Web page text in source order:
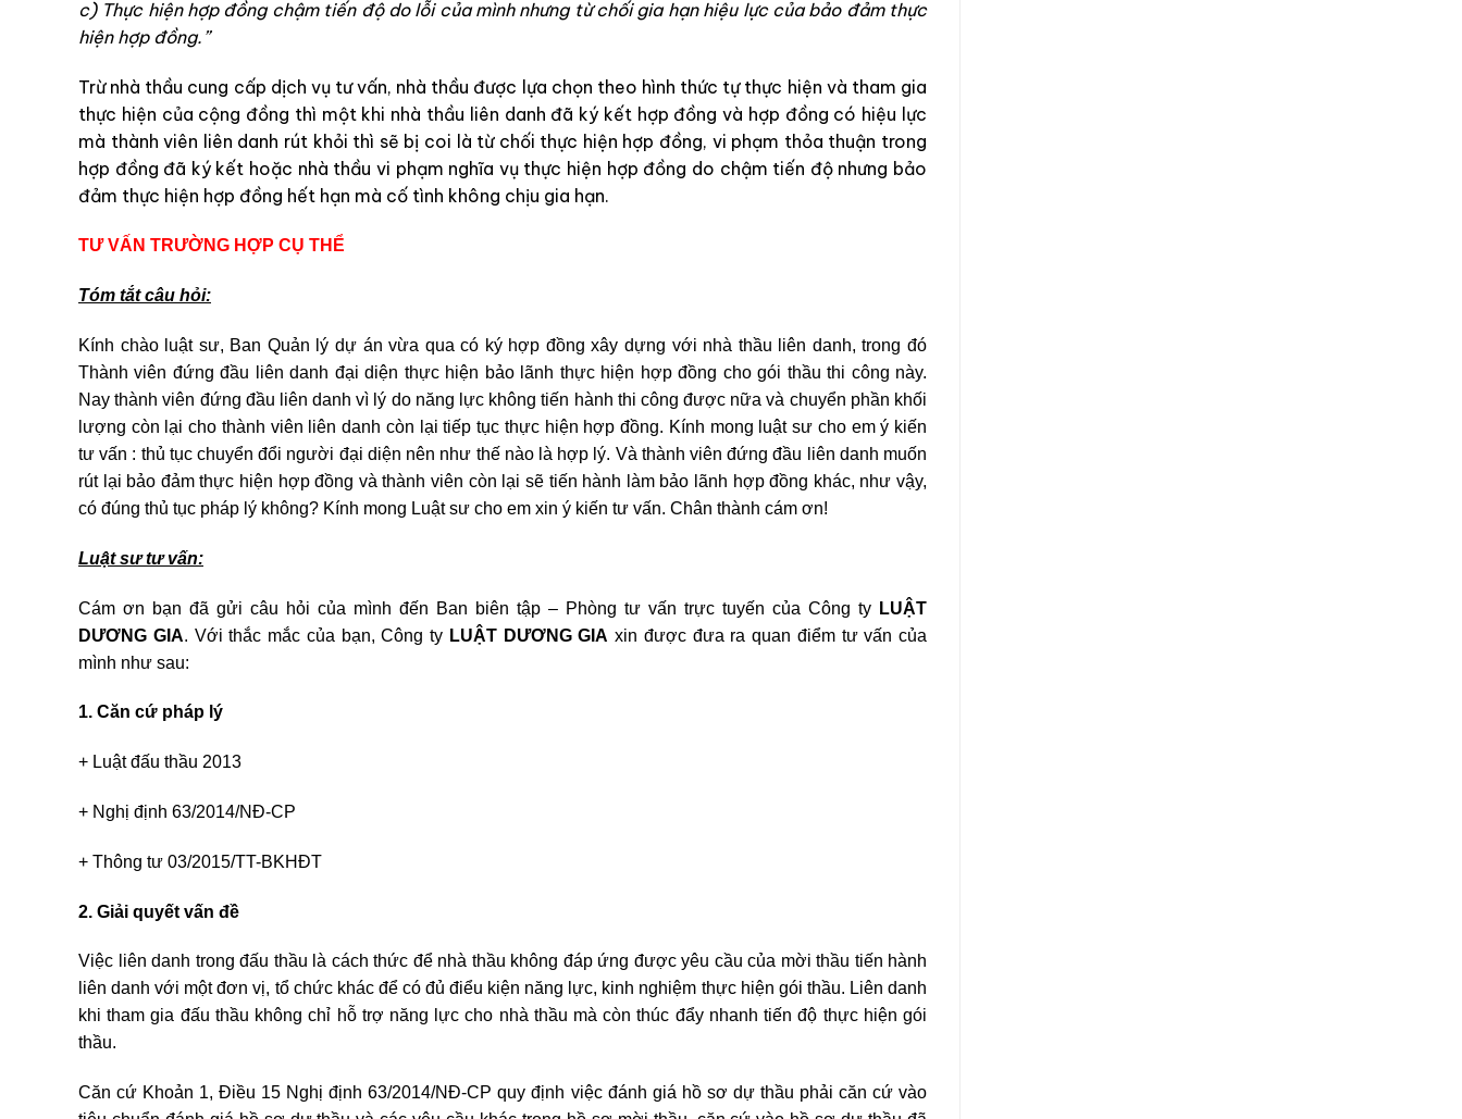
c) Thực hiện hợp đồng chậm tiến độ do lỗi của mình nhưng từ chối gia hạn hiệu lực của bảo đảm thực
hiện hợp đồng.”
Trừ nhà thầu cung cấp dịch vụ tư vấn, nhà thầu được lựa chọn theo hình thức tự thực hiện và tham gia
thực hiện của cộng đồng thì một khi nhà thầu liên danh đã ký kết hợp đồng và hợp đồng có hiệu lực
mà thành viên liên danh rút khỏi thì sẽ bị coi là từ chối thực hiện hợp đồng, vi phạm thỏa thuận trong
hợp đồng đã ký kết hoặc nhà thầu vi phạm nghĩa vụ thực hiện hợp đồng do chậm tiến độ nhưng bảo
đảm thực hiện hợp đồng hết hạn mà cố tình không chịu gia hạn.
TƯ VẤN TRƯỜNG HỢP CỤ THỂ
Tóm tắt câu hỏi:
Kính chào luật sư, Ban Quản lý dự án vừa qua có ký hợp đồng xây dựng với nhà thầu liên danh, trong đó
Thành viên đứng đầu liên danh đại diện thực hiện bảo lãnh thực hiện hợp đồng cho gói thầu thi công này.
Nay thành viên đứng đầu liên danh vì lý do năng lực không tiến hành thi công được nữa và chuyển phần khối
lượng còn lại cho thành viên liên danh còn lại tiếp tục thực hiện hợp đồng. Kính mong luật sư cho em ý kiến
tư vấn : thủ tục chuyển đổi người đại diện nên như thế nào là hợp lý. Và thành viên đứng đầu liên danh muốn
rút lại bảo đảm thực hiện hợp đồng và thành viên còn lại sẽ tiến hành làm bảo lãnh hợp đồng khác, như vậy,
có đúng thủ tục pháp lý không? Kính mong Luật sư cho em xin ý kiến tư vấn. Chân thành cám ơn!
Luật sư tư vấn:
Cám ơn bạn đã gửi câu hỏi của mình đến Ban biên tập – Phòng tư vấn trực tuyến của Công ty LUẬT
DƯƠNG GIA. Với thắc mắc của bạn, Công ty LUẬT DƯƠNG GIA xin được đưa ra quan điểm tư vấn của
mình như sau:
1. Căn cứ pháp lý
+ Luật đấu thầu 2013
+ Nghị định 63/2014/NĐ-CP
+ Thông tư 03/2015/TT-BKHĐT
2. Giải quyết vấn đề
Việc liên danh trong đấu thầu là cách thức để nhà thầu không đáp ứng được yêu cầu của mời thầu tiến hành
liên danh với một đơn vị, tổ chức khác để có đủ điểu kiện năng lực, kinh nghiệm thực hiện gói thầu. Liên danh
khi tham gia đấu thầu không chỉ hỗ trợ năng lực cho nhà thầu mà còn thúc đẩy nhanh tiến độ thực hiện gói
thầu.
Căn cứ Khoản 1, Điều 15 Nghị định 63/2014/NĐ-CP quy định việc đánh giá hồ sơ dự thầu phải căn cứ vào